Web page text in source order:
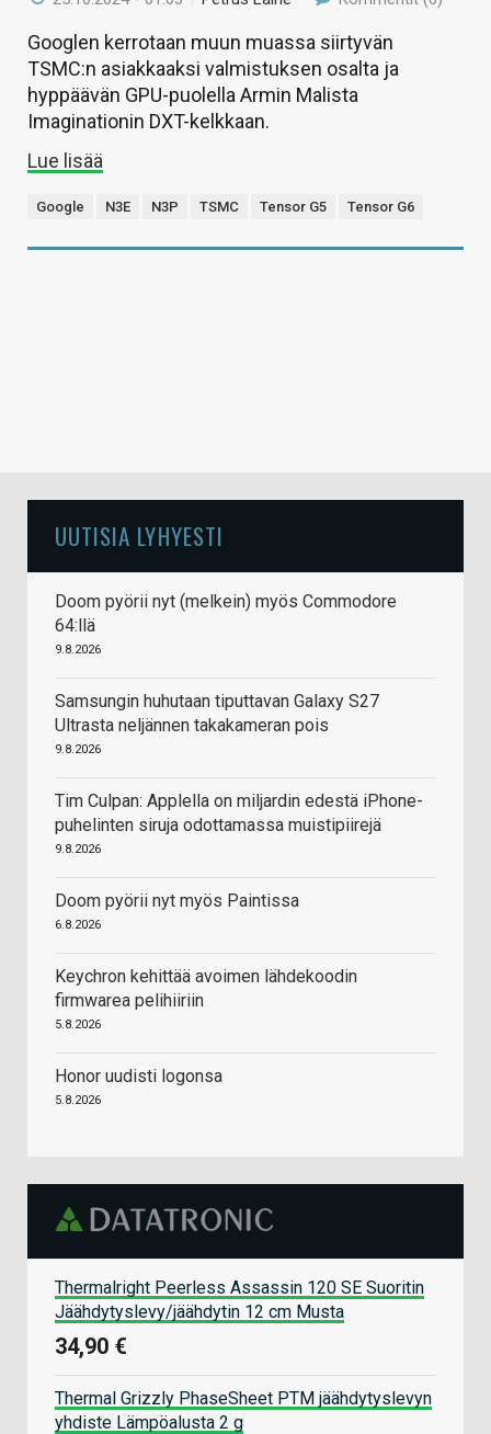
Googlen kerrotaan muun muassa siirtyvän
TSMC:n asiakkaaksi valmistuksen osalta ja
hyppäävän GPU-puolella Armin Malista
Imaginationin DXT-kelkkaan.
Lue lisää
Google N3E N3P TSMC Tensor G5 Tensor G6
UUTISIA LYHYESTI
Doom pyörii nyt (melkein) myös Commodore
64:llä
9.8.2026
Samsungin huhutaan tiputtavan Galaxy S27
Ultrasta neljännen takakameran pois
9.8.2026
Tim Culpan: Applella on miljardin edestä iPhone-
puhelinten siruja odottamassa muistipiirejä
9.8.2026
Doom pyörii nyt myös Paintissa
6.8.2026
Keychron kehittää avoimen lähdekoodin
firmwarea pelihiiriin
5.8.2026
Honor uudisti logonsa
5.8.2026
Thermalright Peerless Assassin 120 SE Suoritin
Jäähdytyslevy/jäähdytin 12 cm Musta
34,90 €
Thermal Grizzly PhaseSheet PTM jäähdytyslevyn
yhdiste Lämpöalusta 2 g